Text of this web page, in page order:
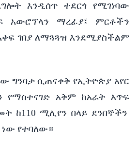
እንዲሰጥ ተደርጎ
የሚገነባው
አውሮፕላን ማረፊያ፤
ምርቶችን
ገበያ ለማጓጓዝ እንደሚያስችልም
ግንባታ ሲጠናቀቅ የኢትዮጵያ አየር
የማስተናገድ አቅም ከአራት እጥፍ
ከ110 ሚሊየን በላይ ደንበኞችን
ነው የተባለው።